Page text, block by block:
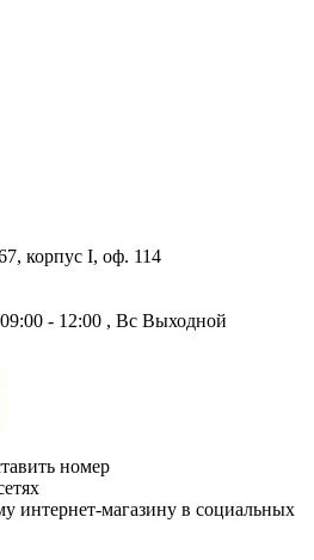
корпус I, оф. 114
09:00 - 12:00 , Вс Выходной
номер
интернет-магазину в социальных